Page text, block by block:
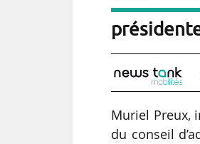
Muriel Preux,
du conseil